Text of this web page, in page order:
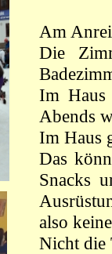
Am
Die
Im Haus
Abends
Im Haus
Das
Snacks
also
Nicht die